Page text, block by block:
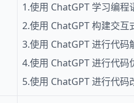
1.使用 ChatGPT 学习编程
2.使用 ChatGPT 构建交互
3.使用 ChatGPT 进行代码
4.使用 ChatGPT 进行代码
5.使用 ChatGPT 进行代码